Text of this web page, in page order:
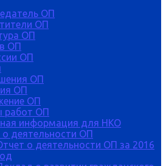
ОП
ОП
ОП
ОП
ОП
ОП
ОП
ОП
работ ОП
информация для НКО
о деятельности ОП
о деятельности ОП за 2016